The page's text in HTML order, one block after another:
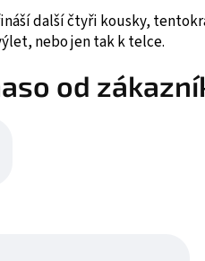
další čtyři kousky,
nebo jen tak k telce.
od